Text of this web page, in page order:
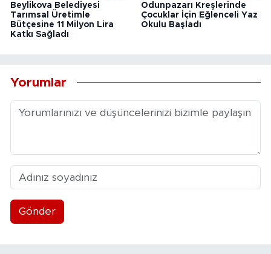
Beylikova Belediyesi
Tarımsal Üretimle
Bütçesine 11 Milyon Lira
Katkı Sağladı
Odunpazarı Kreşlerinde
Çocuklar İçin Eğlenceli Yaz
Okulu Başladı
Yorumlar
Gönder